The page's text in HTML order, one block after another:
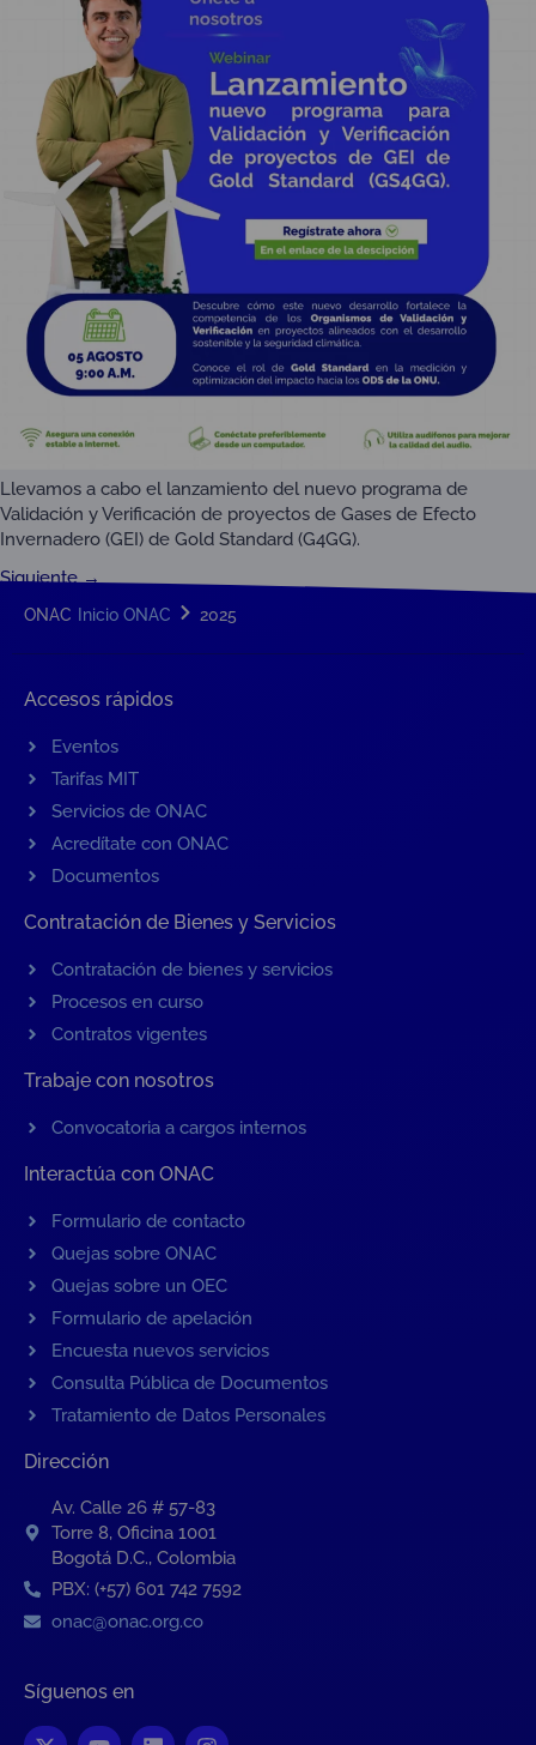
Llevamos a cabo el lanzamiento del nuevo programa de
Validación y Verificación de proyectos de Gases de Efecto
Invernadero (GEI) de Gold Standard (G4GG).
Siguiente→
ONAC Inicio ONAC 2025
Accesos rápidos
Eventos
Tarifas MIT
Servicios de ONAC
Acredítate con ONAC
Documentos
Contratación de Bienes y Servicios
Contratación de bienes y servicios
Procesos en curso
Contratos vigentes
Trabaje con nosotros
Convocatoria a cargos internos
Interactúa con ONAC
Formulario de contacto
Quejas sobre ONAC
Quejas sobre un OEC
Formulario de apelación
Encuesta nuevos servicios
Consulta Pública de Documentos
Tratamiento de Datos Personales
Dirección
Av. Calle 26 # 57-83
Torre 8, Oficina 1001
Bogotá D.C., Colombia
PBX: (+57) 601 742 7592
onac@onac.org.co
Síguenos en